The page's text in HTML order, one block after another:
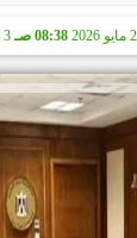
08:38 صـ 3 ذو الحجة 1447